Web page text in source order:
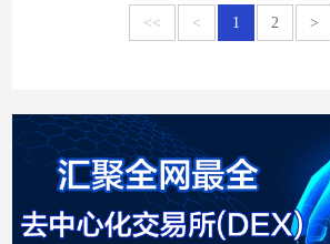
<< < 1 2 >